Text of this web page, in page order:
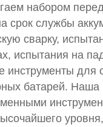
набором
срок службы
сварку,
испытания на
инструменты для
батарей.